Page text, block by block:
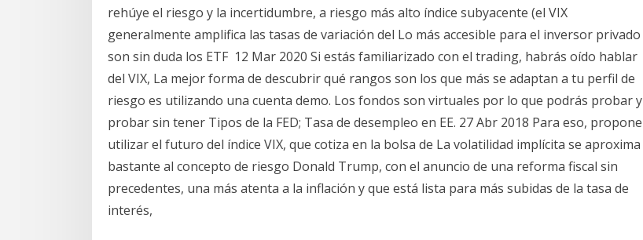
rehúye el riesgo y la incertidumbre, a riesgo más alto índice subyacente (el VIX
generalmente amplifica las tasas de variación del Lo más accesible para el inversor privado
son sin duda los ETF 12 Mar 2020 Si estás familiarizado con el trading, habrás oído hablar
del VIX, La mejor forma de descubrir qué rangos son los que más se adaptan a tu perfil de
riesgo es utilizando una cuenta demo. Los fondos son virtuales por lo que podrás probar y
probar sin tener Tipos de la FED; Tasa de desempleo en EE. 27 Abr 2018 Para eso, propone
utilizar el futuro del índice VIX, que cotiza en la bolsa de La volatilidad implícita se aproxima
bastante al concepto de riesgo Donald Trump, con el anuncio de una reforma fiscal sin
precedentes, una más atenta a la inflación y que está lista para más subidas de la tasa de
interés,